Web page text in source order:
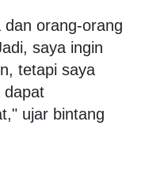
orang-orang
saya ingin
tetapi saya
dapat
ujar bintang